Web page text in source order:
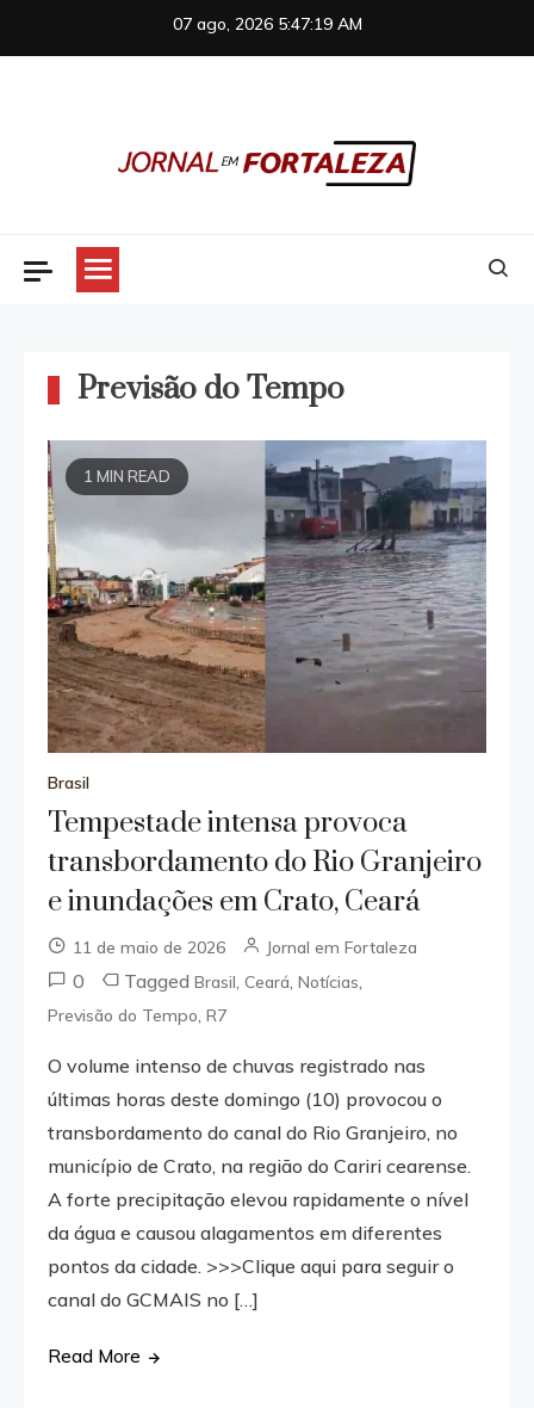
07 ago, 2026 5:47:19 AM
Previsão do Tempo
1 MIN READ
Brasil
Tempestade intensa provoca
transbordamento do Rio Granjeiro
e inundações em Crato, Ceará
11 de maio de 2026 Jornal em Fortaleza
0 TaggedBrasil ,Ceará ,Notícias
Previsão do Tempo ,R7
O volume intenso de chuvas registrado nas
últimas horas deste domingo (10) provocou o
transbordamento do canal do Rio Granjeiro, no
município de Crato, na região do Cariri cearense.
A forte precipitação elevou rapidamente o nível
da água e causou alagamentos em diferentes
pontos da cidade. >>>Clique aqui para seguir o
canal do GCMAIS no […]
Read More